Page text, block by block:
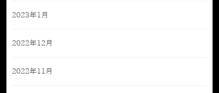
2023年1月
2022年12月
2022年11月